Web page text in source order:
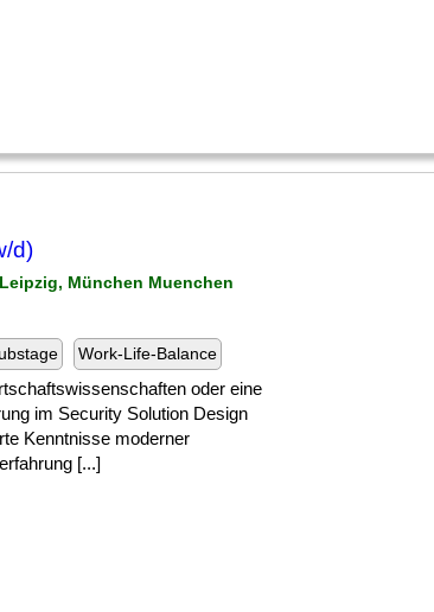
d)
München Muenchen
Work-Life-Balance
oder eine
im Security Solution Design
Kenntnisse moderner
[...]